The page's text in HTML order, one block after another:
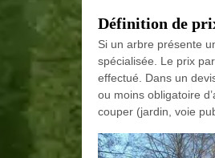
Définition de
Si un arbre présente
spécialisée. Le prix
effectué. Dans un
ou moins obligatoire
couper (jardin, voie